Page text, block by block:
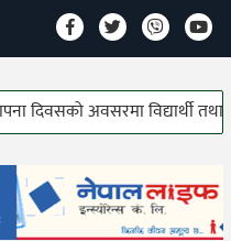
अवसरमा विद्यार्थी तथा जेष्ठ